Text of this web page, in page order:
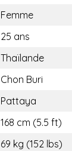
Femme
25 ans
Thaïlande
Chon Buri
Pattaya
168 cm (5.5 ft)
69 kg (152 lbs)